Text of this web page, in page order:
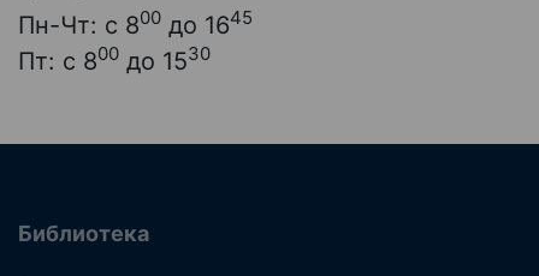
Пн-Чт: с 800 до 1645
Пт: с 800 до 1530
Библиотека